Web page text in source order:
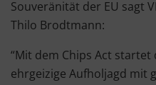
Souveränität der EU sagt
Thilo Brodtmann:
“Mit dem Chips Act startet
ehrgeizige Aufholjagd mit